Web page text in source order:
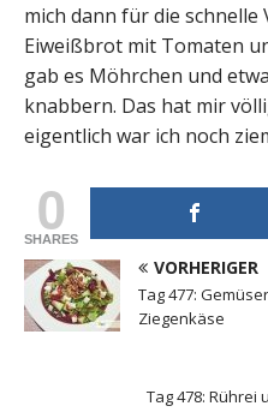
mich dann für die schnelle
Eiweißbrot mit Tomaten
gab es Möhrchen und
knabbern. Das hat mir
eigentlich war ich noch
0
SHARES
VORHERIGER
Tag 477:
Ziegenkäse
Tag 478: